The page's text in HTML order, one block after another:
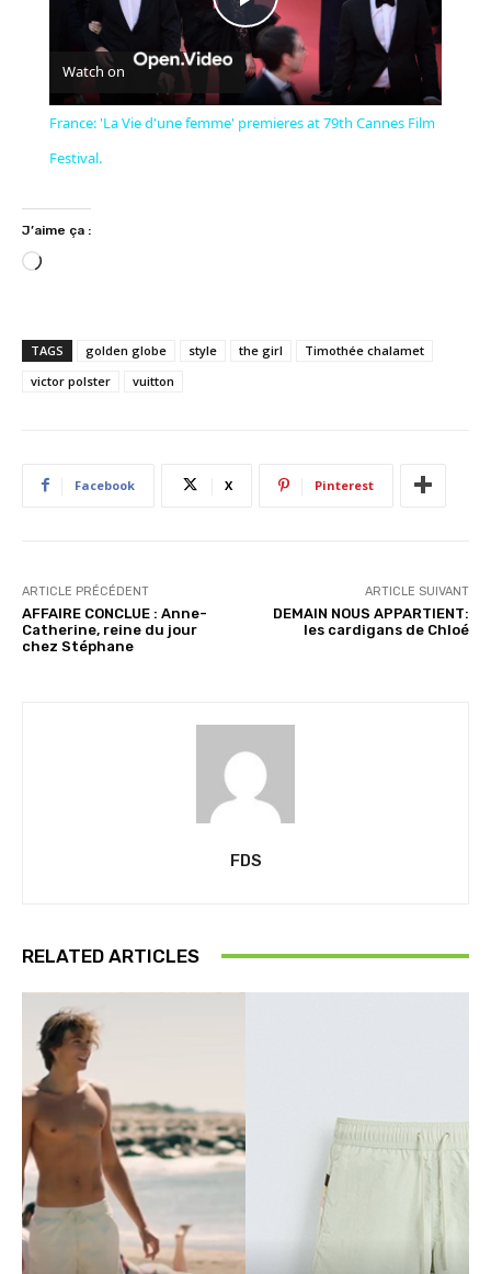
Play
Video
Watch on
France: 'La Vie d'une femme' premieres at 79th Cannes Film
Festival.
J’aime ça :
C
r
g
e
t
TAGS golden globe style the girl
Timothée chalamet
victor polster
vuitton
Facebook X Pinterest
ARTICLE PRÉCÉDENT
AFFAIRE CONCLUE : Anne-
Catherine, reine du jour
chez Stéphane
ARTICLE SUIVANT
DEMAIN NOUS APPARTIENT:
les cardigans de Chloé
FDS
RELATED ARTICLES